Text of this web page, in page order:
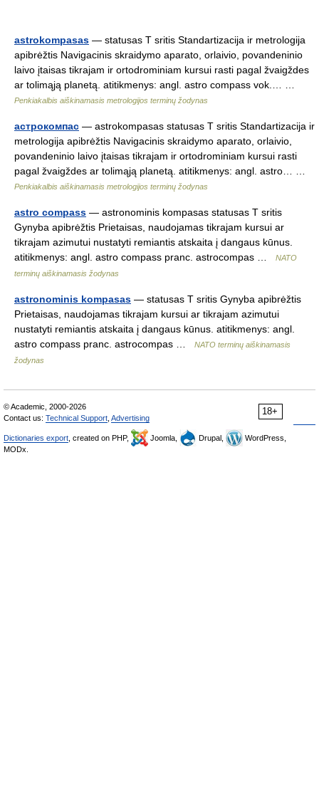
astrokompasas — statusas T sritis Standartizacija ir metrologija
apibrėžtis Navigacinis skraidymo aparato, orlaivio, povandeninio
laivo įtaisas tikrajam ir ortodrominiam kursui rasti pagal žvaigždes
ar tolimąją planetą. atitikmenys: angl. astro compass vok.… …
Penkiakalbis aiškinamasis metrologijos terminų žodynas
астрокомпас — astrokompasas statusas T sritis Standartizacija ir
metrologija apibrėžtis Navigacinis skraidymo aparato, orlaivio,
povandeninio laivo įtaisas tikrajam ir ortodrominiam kursui rasti
pagal žvaigždes ar tolimąją planetą. atitikmenys: angl. astro… …
Penkiakalbis aiškinamasis metrologijos terminų žodynas
astro compass — astronominis kompasas statusas T sritis
Gynyba apibrėžtis Prietaisas, naudojamas tikrajam kursui ar
tikrajam azimutui nustatyti remiantis atskaita į dangaus kūnus.
atitikmenys: angl. astro compass pranc. astrocompas …
NATO
terminų aiškinamasis žodynas
astronominis kompasas — statusas T sritis Gynyba apibrėžtis
Prietaisas, naudojamas tikrajam kursui ar tikrajam azimutui
nustatyti remiantis atskaita į dangaus kūnus. atitikmenys: angl.
astro compass pranc. astrocompas …
NATO terminų aiškinamasis
žodynas
18+
© Academic, 2000-2026
Contact us: Technical Support Advertising
Dictionaries export , created on PHP, Joomla, Drupal,
WordPress,
MODx.